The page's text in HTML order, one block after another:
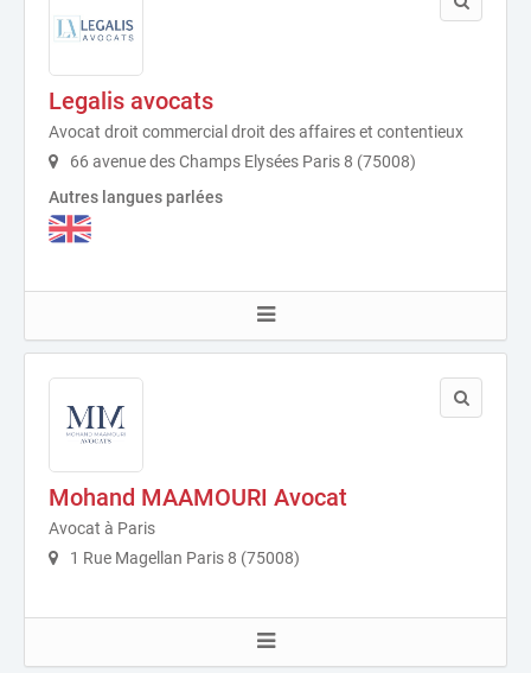
Legalis avocats
Avocat droit commercial droit des affaires et contentieux
66 avenue des Champs Elysées Paris 8 (75008)
Autres langues parlées
Mohand MAAMOURI Avocat
Avocat à Paris
1 Rue Magellan Paris 8 (75008)